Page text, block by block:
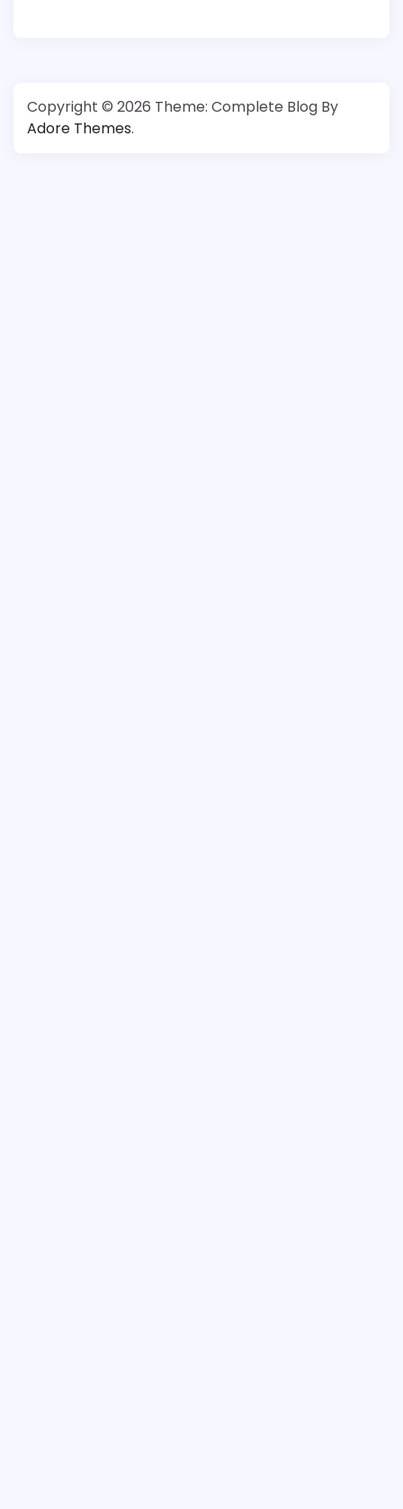
Copyright © 2026 Theme: Complete Blog By
Adore Themes.